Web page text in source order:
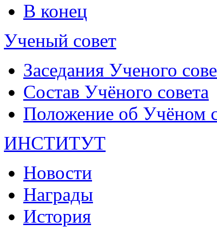
В конец
Ученый совет
Заседания Ученого
Состав Учёного совета
Положение об Учёном
ИНСТИТУТ
Новости
Награды
История